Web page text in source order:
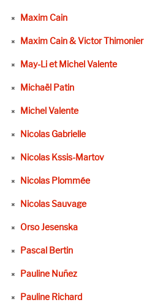
Maxim Cain
Maxim Cain & Victor Thimonier
May-Li et Michel Valente
Michaël Patin
Michel Valente
Nicolas Gabrielle
Nicolas Kssis-Martov
Nicolas Plommée
Nicolas Sauvage
Orso Jesenska
Pascal Bertin
Pauline Nuñez
Pauline Richard